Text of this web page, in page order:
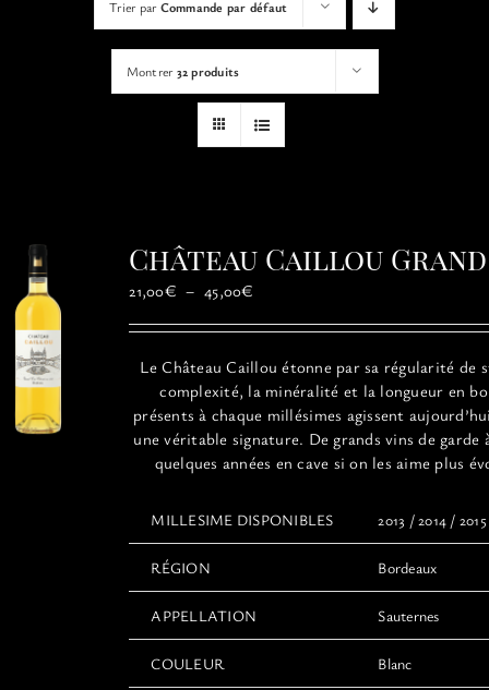
OFFRIR UNE EXPERIENCE
BOUTIQUE EN LIGNE
CONTACT
MON PANIER
Trier parCommande par défaut
Montrer32 produits
Château Caillou
21,00€ – 45,00€
prix :
21,00€
à
45,00€
LeChâteau Caillou étonne par sa régularité de
complexité, la minéralité et la longueur en
présents à chaque millésimes agissent
une véritable signature. De grands vins de garde
quelques années en cave si on les aime plus
MILLESIME DISPONIBLES 2013 / 2014 /
RÉGION Bordeaux
APPELLATION Sauternes
COULEUR Blanc